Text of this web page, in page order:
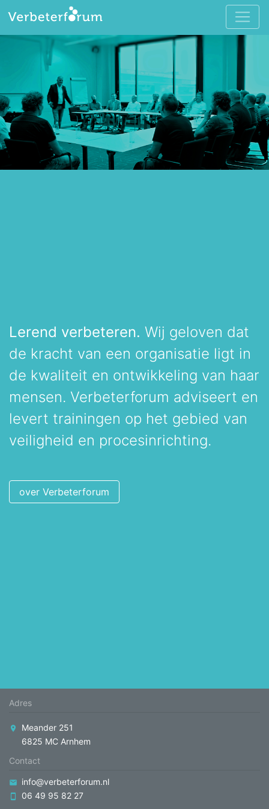
Lerend verbeteren. Wij geloven dat
de kracht van een organisatie ligt in
de kwaliteit en ontwikkeling van haar
mensen. Verbeterforum adviseert en
levert trainingen op het gebied van
veiligheid en procesinrichting.
over Verbeterforum
Adres
Meander 251
6825 MC Arnhem
Contact
info@verbeterforum.nl
06 49 95 82 27